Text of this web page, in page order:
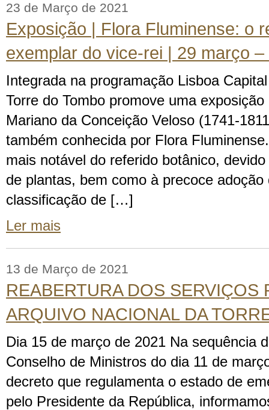
23 de Março de 2021
Exposição | Flora Fluminense: o
exemplar do vice-rei | 29 março
Integrada na programação Lisboa
Torre do Tombo promove uma
Mariano da Conceição Veloso (1741-
também conhecida por Flora
mais notável do referido botânico,
de plantas, bem como à precoce adoção
classificação de […]
Ler mais
13 de Março de 2021
REABERTURA DOS SERVIÇOS
ARQUIVO NACIONAL DA
Dia 15 de março de 2021 Na sequência
Conselho de Ministros do dia 11 de
decreto que regulamenta o estado de
pelo Presidente da República,